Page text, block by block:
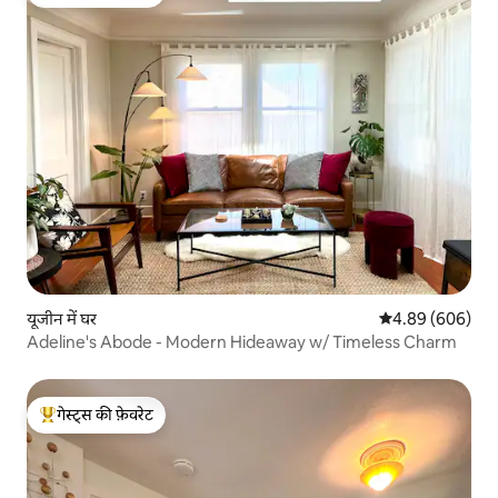
यूजीन में घर औसत रेटिंग 5 में से
4.89 (606)
Adeline's Abode - Modern Hideaway w/ Timeless Charm
गेस्ट्स का टॉप फ़ेवरेट
गेस्ट्स की फ़ेवरेट